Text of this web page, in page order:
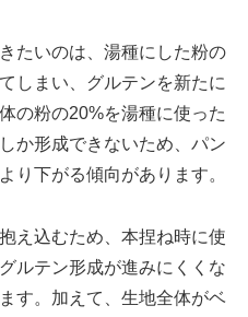
たいのは、湯種にした粉の
しまい、グルテンを新たに
の粉の20%を湯種に使った
か形成できないため、パン
り下がる傾向があります。
え込むため、本捏ね時に使
ルテン形成が進みにくくな
す。加えて、生地全体がベ